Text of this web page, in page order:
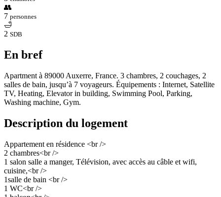
👥
7 personnes
🛁
2 SDB
En bref
Apartment à 89000 Auxerre, France. 3 chambres, 2 couchages, 2
salles de bain, jusqu’à 7 voyageurs. Équipements : Internet, Satellite
TV, Heating, Elevator in building, Swimming Pool, Parking,
Washing machine, Gym.
Description du logement
Appartement en résidence <br />
2 chambres<br />
1 salon salle a manger, Télévision, avec accès au câble et wifi,
cuisine,<br />
1salle de bain <br />
1 WC<br />